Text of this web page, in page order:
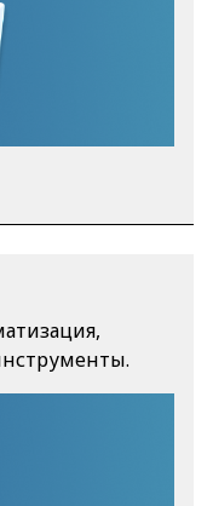
и ИИ-инструменты.